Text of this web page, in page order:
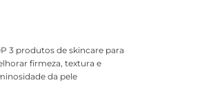
3 produtos de skincare para
firmeza, textura e
da pele